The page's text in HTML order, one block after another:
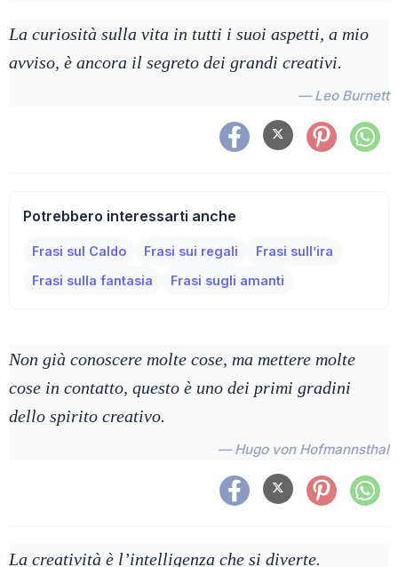
La curiosità sulla vita in tutti i suoi aspetti, a mio
avviso, è ancora il segreto dei grandi creativi.
— Leo Burnett
Potrebbero interessarti anche
Frasi sul Caldo Frasi sui regali
Frasi sull’ira
Frasi sulla fantasia
Frasi sugli amanti
Non già conoscere molte cose, ma mettere molte
cose in contatto, questo è uno dei primi gradini
dello spirito creativo.
— Hugo von Hofmannsthal
La creatività è l’intelligenza che si diverte.